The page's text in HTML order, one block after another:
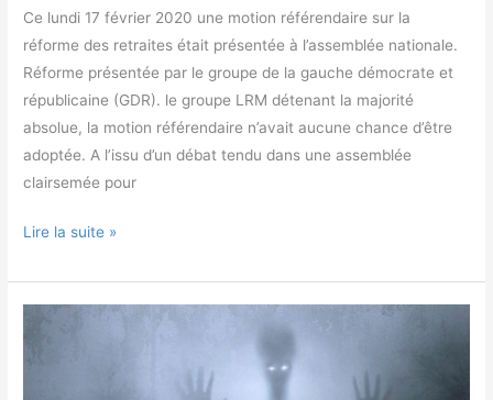
Ce lundi 17 février 2020 une motion référendaire sur la
réforme des retraites était présentée à l’assemblée nationale.
Réforme présentée par le groupe de la gauche démocrate et
républicaine (GDR). le groupe LRM détenant la majorité
absolue, la motion référendaire n’avait aucune chance d’être
adoptée. A l’issu d’un débat tendu dans une assemblée
clairsemée pour
Lire la suite »
Ve